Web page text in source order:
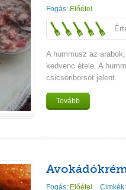
Fogás: Előétel
A hummusz az
kedvenc étele. A
csicseriborsót jelent.
Tovább
Fogás: Előétel